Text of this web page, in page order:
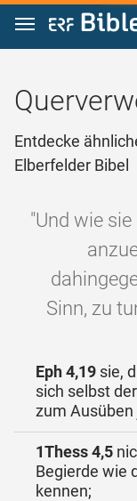
Zum Inhalt springen
Entdecke
Elberfelder Bibel
"Und wie
Sinn, zu
Eph 4,19 sie,
sich selbst
zum Ausüben
1Thess 4,5
Begierde wie
kennen;